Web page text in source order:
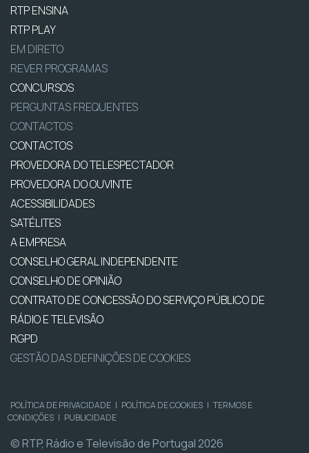
RTP ENSINA
RTP PLAY
EM DIRETO
REVER PROGRAMAS
CONCURSOS
PERGUNTAS FREQUENTES
CONTACTOS
CONTACTOS
PROVEDORA DO TELESPECTADOR
PROVEDORA DO OUVINTE
ACESSIBILIDADES
SATÉLITES
A EMPRESA
CONSELHO GERAL INDEPENDENTE
CONSELHO DE OPINIÃO
CONTRATO DE CONCESSÃO DO SERVIÇO PÚBLICO DE
RÁDIO E TELEVISÃO
RGPD
GESTÃO DAS DEFINIÇÕES DE COOKIES
POLÍTICA DE PRIVACIDADE | POLÍTICA DE COOKIES | TERMOS E
CONDIÇÕES | PUBLICIDADE
© RTP, Rádio e Televisão de Portugal 2026